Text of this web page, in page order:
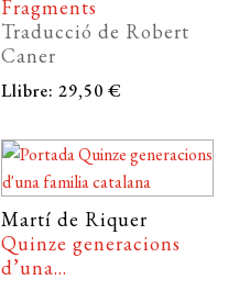
Fragments
Traducció de Robert
Caner
Llibre: 29,50 €
Martí de Riquer
Quinze generacions
d’una...